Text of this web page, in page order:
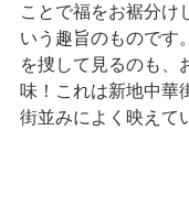
ことで福をお裾分け
いう趣旨のものです
を捜して見るのも、
味！これは新地中華
街並みによく映えて